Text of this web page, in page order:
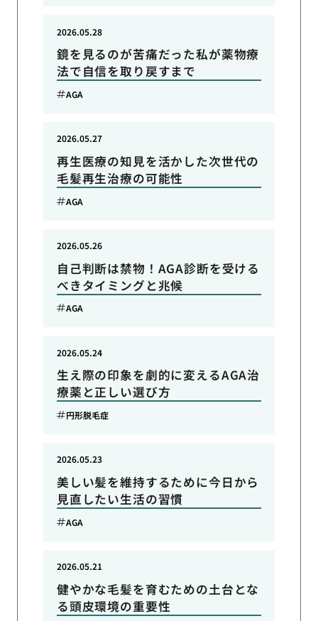
鏡を見るのが苦痛だった私が薬物療
法で自信を取り戻すまで
2026.05.28
AGA
再生医療の知見を活かした次世代の
毛髪再生治療の可能性
2026.05.27
AGA
自己判断は禁物！AGA診断を受ける
べきタイミングと兆候
2026.05.26
AGA
生え際の印象を劇的に変えるAGA治
療薬と正しい選び方
2026.05.24
円形脱毛症
美しい髪を維持するために今日から
見直したい生活の習慣
2026.05.23
AGA
健やかな毛髪を育むための土台とな
る頭皮環境の重要性
2026.05.21